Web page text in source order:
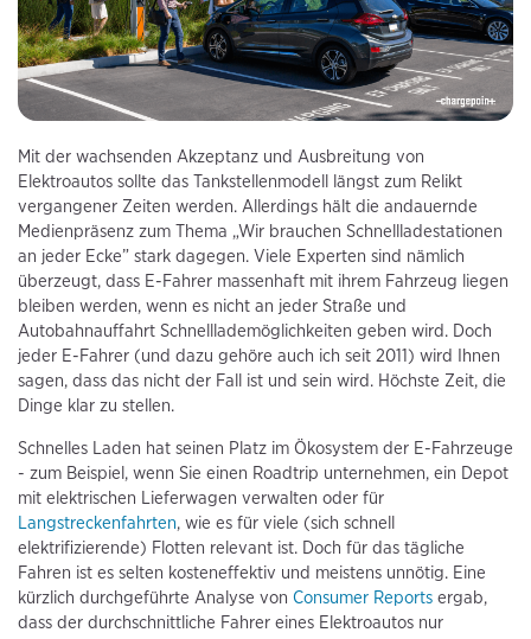
Mit der wachsenden Akzeptanz und Ausbreitung von
Elektroautos sollte das Tankstellenmodell längst zum Relikt
vergangener Zeiten werden. Allerdings hält die andauernde
Medienpräsenz zum Thema „Wir brauchen Schnellladestationen
an jeder Ecke” stark dagegen. Viele Experten sind nämlich
überzeugt, dass E-Fahrer massenhaft mit ihrem Fahrzeug liegen
bleiben werden, wenn es nicht an jeder Straße und
Autobahnauffahrt Schnelllademöglichkeiten geben wird. Doch
jeder E-Fahrer (und dazu gehöre auch ich seit 2011) wird Ihnen
sagen, dass das nicht der Fall ist und sein wird. Höchste Zeit, die
Dinge klar zu stellen.
Schnelles Laden hat seinen Platz im Ökosystem der E-Fahrzeuge
- zum Beispiel, wenn Sie einen Roadtrip unternehmen, ein Depot
mit elektrischen Lieferwagen verwalten oder für
Langstreckenfahrten, wie es für viele (sich schnell
elektrifizierende) Flotten relevant ist. Doch für das tägliche
Fahren ist es selten kosteneffektiv und meistens unnötig. Eine
kürzlich durchgeführte Analyse von Consumer Reports ergab,
dass der durchschnittliche Fahrer eines Elektroautos nur